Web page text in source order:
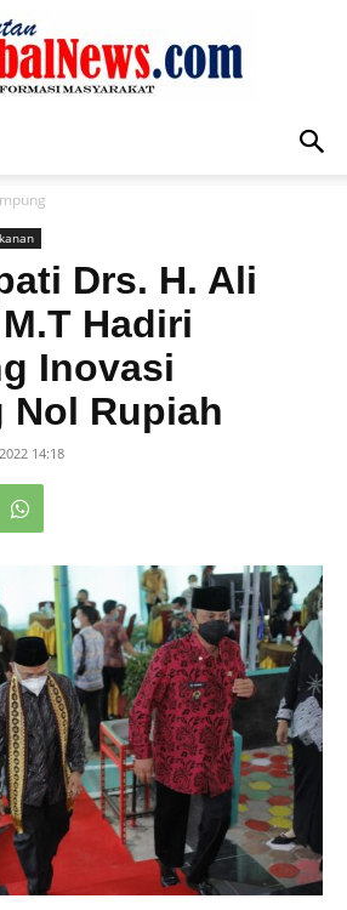
Global
News
Drs. H. Ali
Hadiri
Inovasi
Nol Rupiah
14:18